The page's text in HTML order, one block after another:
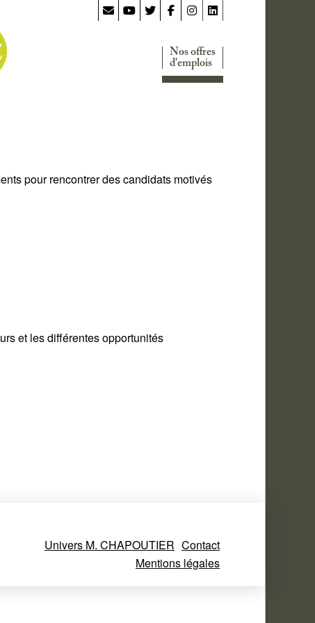
Nos offres
d'emplois
pour rencontrer des candidats motivés
et les différentes opportunités
Univers M. CHAPOUTIER Contact
Mentions légales